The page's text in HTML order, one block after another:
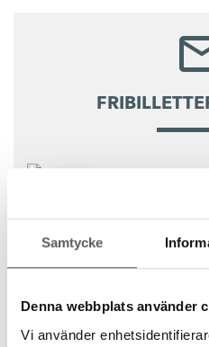
Samtycke
Denna webbplats använder
Vi använder
boligmesse